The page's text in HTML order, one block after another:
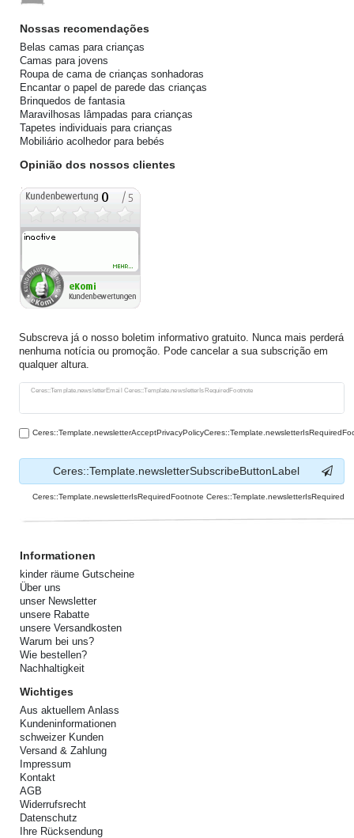
Nossas recomendações
Belas camas para crianças
Camas para jovens
Roupa de cama de crianças sonhadoras
Encantar o papel de parede das crianças
Brinquedos de fantasia
Maravilhosas lâmpadas para crianças
Tapetes individuais para crianças
Mobiliário acolhedor para bebés
Opinião dos nossos clientes
Subscreva já o nosso boletim informativo gratuito. Nunca mais perderá
nenhuma notícia ou promoção. Pode cancelar a sua subscrição em
qualquer altura.
Ceres::Template.newsletterEmail Ceres::Template.newsletterIsRequiredFootnote
Ceres::Template.newsletterHoneypotLabel
Ceres::Template.newsletterSubscribeButtonLabel
Ceres::Template.newsletterIsRequiredFootnote Ceres::Template.newsletterIsRequired
Informationen
kinder räume Gutscheine
Über uns
unser Newsletter
unsere Rabatte
unsere Versandkosten
Warum bei uns?
Wie bestellen?
Nachhaltigkeit
Wichtiges
Aus aktuellem Anlass
Kundeninformationen
schweizer Kunden
Versand & Zahlung
Impressum
Kontakt
AGB
Widerrufsrecht
Datenschutz
Ihre Rücksendung